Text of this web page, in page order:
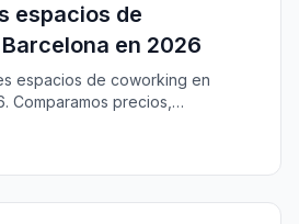
espacios de
en 2026
espacios de coworking en
Comparamos precios,